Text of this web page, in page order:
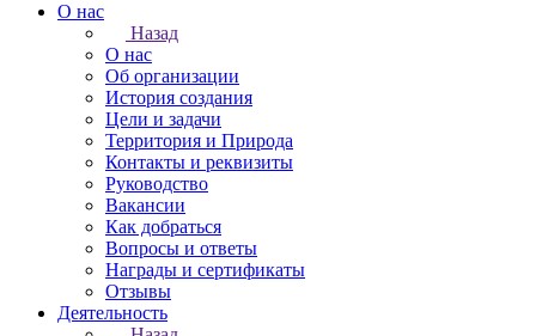
О нас
Назад
О нас
Об организации
История создания
Цели и задачи
Территория и Природа
Контакты и реквизиты
Руководство
Вакансии
Как добраться
Вопросы и ответы
Награды и сертификаты
Отзывы
Деятельность